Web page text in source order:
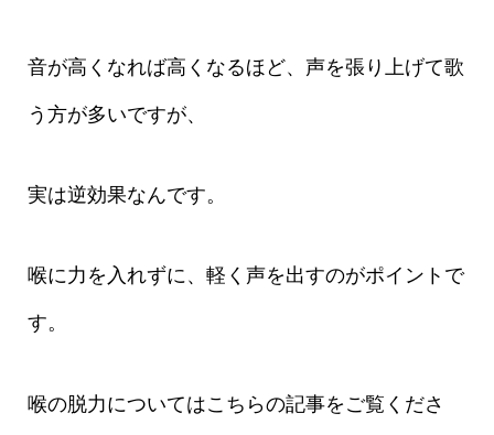
音が高くなれば高くなるほど、声を張り上げて歌
う方が多いですが、
実は逆効果なんです。
喉に力を入れずに、軽く声を出すのがポイントで
す。
喉の脱力についてはこちらの記事をご覧くださ